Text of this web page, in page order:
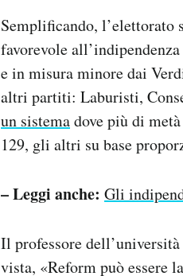
Semplificando, l’elettorato
favorevole
e in misura minore dai
altri partiti: Laburisti,
un sistemadove più di
129, gli altri su base
– Leggi anche: Gli
Il professore
vista, «Reform può essere